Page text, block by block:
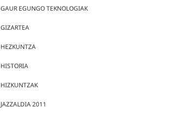
GAUR EGUNGO TEKNOLOGIAK
GIZARTEA
HEZKUNTZA
HISTORIA
HIZKUNTZAK
JAZZALDIA 2011